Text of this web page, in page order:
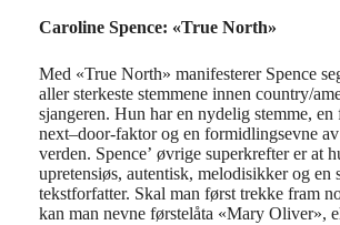
Caroline Spence: «True North»
Med «True North» manifesterer Spence
aller sterkeste stemmene innen country/
sjangeren. Hun har en nydelig stemme, en
next–door-faktorog en formidlingsevne
verden. Spence’ øvrige superkrefter er at
upretensiøs, autentisk, melodisikker og en
tekstforfatter. Skal man først trekke fram
kan man nevne førstelåta «Mary Oliver»,